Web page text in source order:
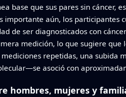
base que sus pares sin cáncer,
importante aún, los participantes
de ser diagnosticados con
medición, lo que sugiere
repetidas, una subida
asoció con
hombres, mujeres y